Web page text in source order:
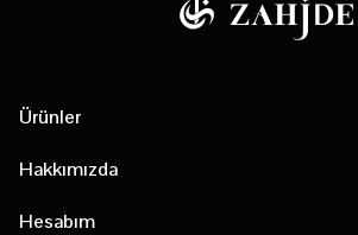
Ürünler
Hakkımızda
Hesabım